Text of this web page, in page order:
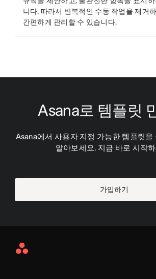
니다. 따라서 반복적인 수동 작업을 제거
간편하게 관리할 수 있습니다.
Asana로 템플릿
Asana에서 사용자 지정 가능한 템플릿을
알아보세요. 지금 바로 시작
가입하기
Asana